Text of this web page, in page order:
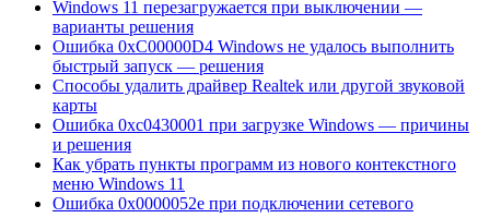
Windows 11 перезагружается при выключении —
варианты решения
Ошибка 0xC00000D4 Windows не удалось выполнить
быстрый запуск — решения
Способы удалить драйвер Realtek или другой звуковой
карты
Ошибка 0xc0430001 при загрузке Windows — причины
и решения
Как убрать пункты программ из нового контекстного
меню Windows 11
Ошибка 0x0000052e при подключении сетевого